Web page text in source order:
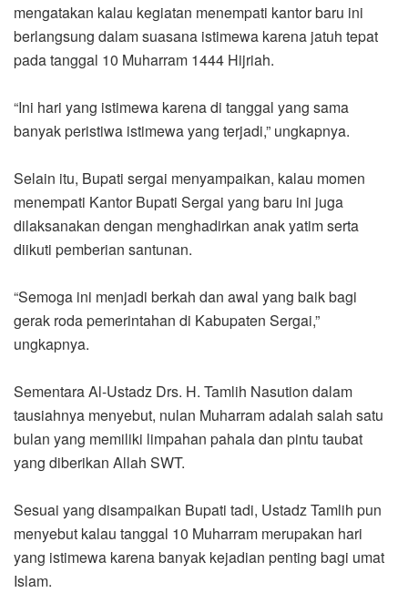
mengatakan kalau kegiatan menempati kantor baru ini
berlangsung dalam suasana istimewa karena jatuh tepat
pada tanggal 10 Muharram 1444 Hijriah.
“Ini hari yang istimewa karena di tanggal yang sama
banyak peristiwa istimewa yang terjadi,” ungkapnya.
Selain itu, Bupati sergai menyampaikan, kalau momen
menempati Kantor Bupati Sergai yang baru ini juga
dilaksanakan dengan menghadirkan anak yatim serta
diikuti pemberian santunan.
“Semoga ini menjadi berkah dan awal yang baik bagi
gerak roda pemerintahan di Kabupaten Sergai,”
ungkapnya.
Sementara Al-Ustadz Drs. H. Tamlih Nasution dalam
tausiahnya menyebut, nulan Muharram adalah salah satu
bulan yang memiliki limpahan pahala dan pintu taubat
yang diberikan Allah SWT.
Sesuai yang disampaikan Bupati tadi, Ustadz Tamlih pun
menyebut kalau tanggal 10 Muharram merupakan hari
yang istimewa karena banyak kejadian penting bagi umat
Islam.